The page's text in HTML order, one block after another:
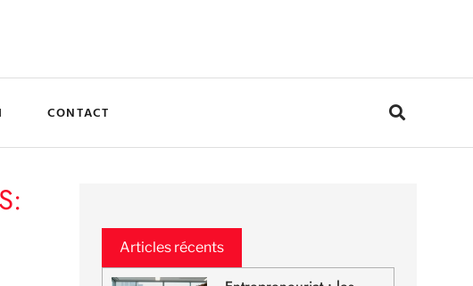
CONTACT
Articles récents